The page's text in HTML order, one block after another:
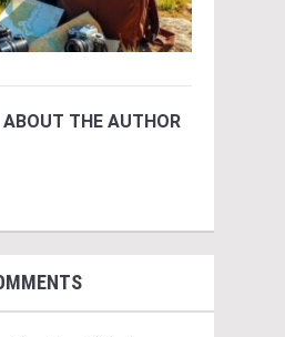
ABOUT THE AUTHOR